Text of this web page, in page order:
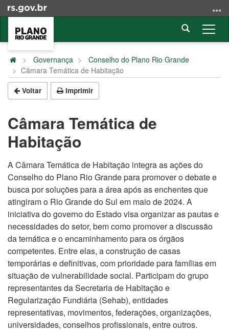
para
conteúdo
para
menu
para
busca
a
Abrir
a
Início
conteúdo
Governança
Conselho do Plano Rio Grande
Câmara Temática de Habitação
Voltar Imprimir
Câmara Temática de
Habitação
A Câmara Temática de Habitação integra as ações do
Conselho do Plano Rio Grande para promover o debate e
busca por soluções para a área após as enchentes que
atingiram o Rio Grande do Sul em maio de 2024. A
iniciativa do governo do Estado visa organizar as pautas e
necessidades do setor, bem como promover a discussão
da temática e o encaminhamento para os órgãos
competentes. Entre elas, aconstrução de casas
temporárias e definitivas, com prioridade para famílias em
situação de vulnerabilidade social. Participam do grupo
representantes da Secretaria de Habitação e
Regularização Fundiária (Sehab), entidades
representativas, movimentos, federações, organizações,
universidades, conselhos profissionais, entre outros.